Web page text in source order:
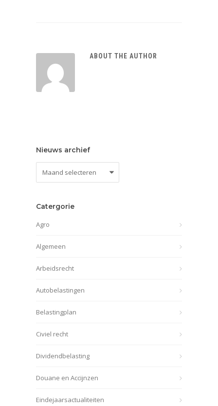
ABOUT THE AUTHOR
Nieuws archief
Catergorie
Agro
Algemeen
Arbeidsrecht
Autobelastingen
Belastingplan
Civiel recht
Dividendbelasting
Douane en Accijnzen
Eindejaarsactualiteiten